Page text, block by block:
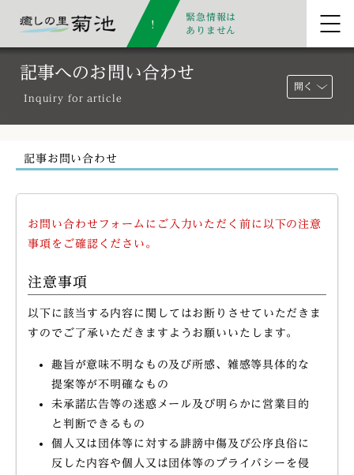
緊急情報は
ありません
記事へのお問い合わせ
Inquiry for article
開く
記事お問い合わせ
お問い合わせフォームにご入力いただく前に以下の注意
事項をご確認ください。
注意事項
以下に該当する内容に関してはお断りさせていただきま
すのでご了承いただきますようお願いいたします。
趣旨が意味不明なもの及び所感、雑感等具体的な
提案等が不明確なもの
未承諾広告等の迷惑メール及び明らかに営業目的
と判断できるもの
個人又は団体等に対する誹謗中傷及び公序良俗に
反した内容や個人又は団体等のプライバシーを侵